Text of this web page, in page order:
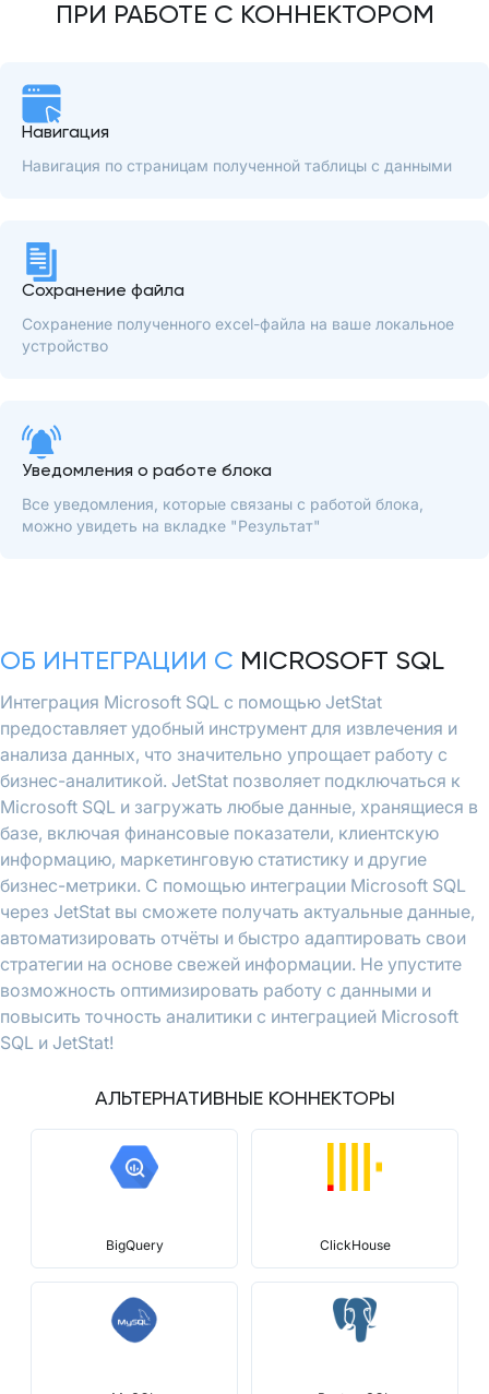
ПРИ РАБОТЕ С КОННЕКТОРОМ
Навигация
Навигация по страницам полученной таблицы с данными
Сохранение файла
Сохранение полученного excel-файла на ваше локальное
устройство
Уведомления о работе блока
Все уведомления, которые связаны с работой блока,
можно увидеть на вкладке "Результат"
ОБ ИНТЕГРАЦИИ С MICROSOFT SQL
Интеграция Microsoft SQL с помощью JetStat
предоставляет удобный инструмент для извлечения и
анализа данных, что значительно упрощает работу с
бизнес-аналитикой. JetStat позволяет подключаться к
Microsoft SQL и загружать любые данные, хранящиеся в
базе, включая финансовые показатели, клиентскую
информацию, маркетинговую статистику и другие
бизнес-метрики. С помощью интеграции Microsoft SQL
через JetStat вы сможете получать актуальные данные,
автоматизировать отчёты и быстро адаптировать свои
стратегии на основе свежей информации. Не упустите
возможность оптимизировать работу с данными и
повысить точность аналитики с интеграцией Microsoft
SQL и JetStat!
АЛЬТЕРНАТИВНЫЕ КОННЕКТОРЫ
BigQuery ClickHouse